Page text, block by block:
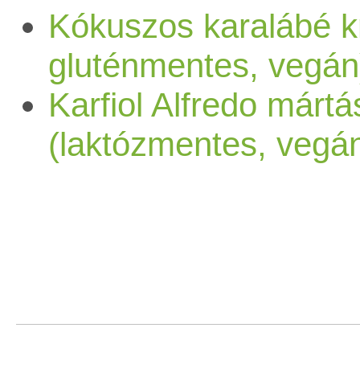
Kókuszos karalábé
gluténmentes,
Karfiol Alfredo
(laktózmentes,